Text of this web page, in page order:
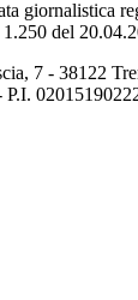
giornalistica
del
7 - 38122